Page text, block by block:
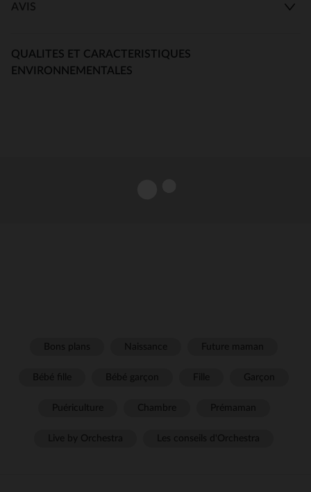
AVIS
QUALITES ET CARACTERISTIQUES
ENVIRONNEMENTALES